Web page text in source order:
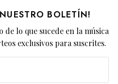
BOLETÍN!
lo que sucede en la música
exclusivos para suscrites.